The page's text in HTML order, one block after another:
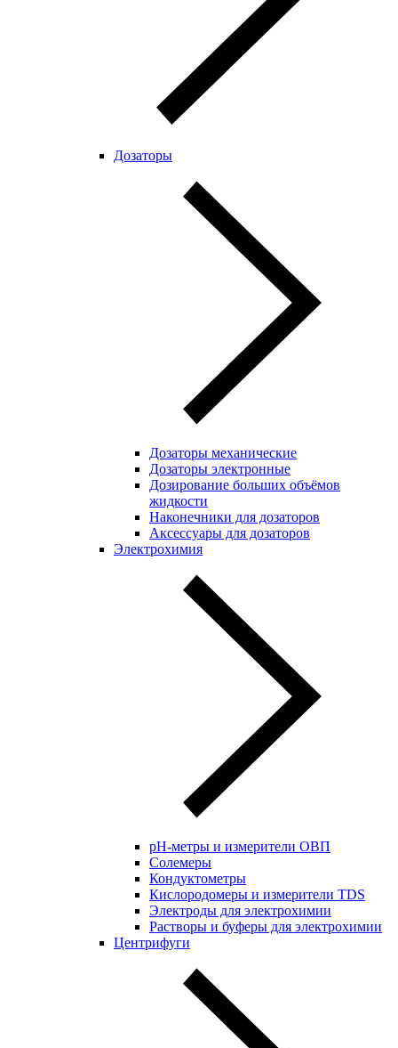
Дозаторы
Дозаторы механические
Дозаторы электронные
Дозирование больших объёмов
жидкости
Наконечники для дозаторов
Аксессуары для дозаторов
Электрохимия
pH-метры и измерители ОВП
Солемеры
Кондуктометры
Кислородомеры и измерители TDS
Электроды для электрохимии
Растворы и буферы для электрохимии
Центрифуги